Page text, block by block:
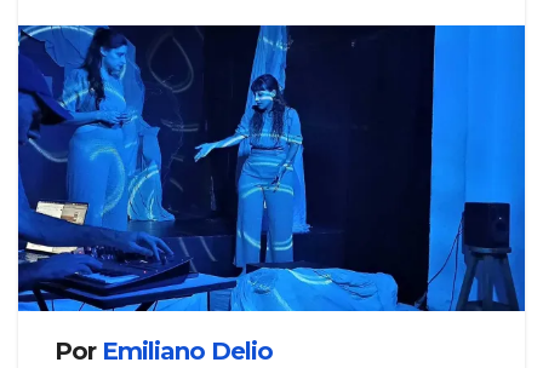
Por Emiliano Delio